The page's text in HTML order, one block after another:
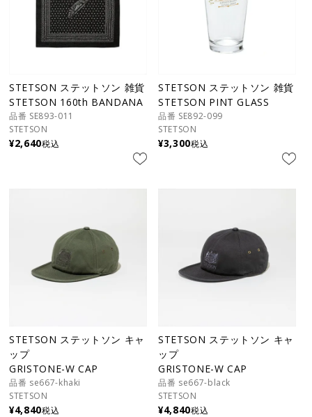
STETSON ステットソン 雑貨
STETSON 160th BANDANA
品番 SE893-011
STETSON
¥2,640税込
STETSON ステットソン 雑貨
STETSON PINT GLASS
品番 SE892-099
STETSON
¥3,300税込
STETSON ステットソン キャ
ップ
GRISTONE-W CAP
品番 se667-khaki
STETSON
¥4,840税込
STETSON ステットソン キャ
ップ
GRISTONE-W CAP
品番 se667-black
STETSON
¥4,840税込